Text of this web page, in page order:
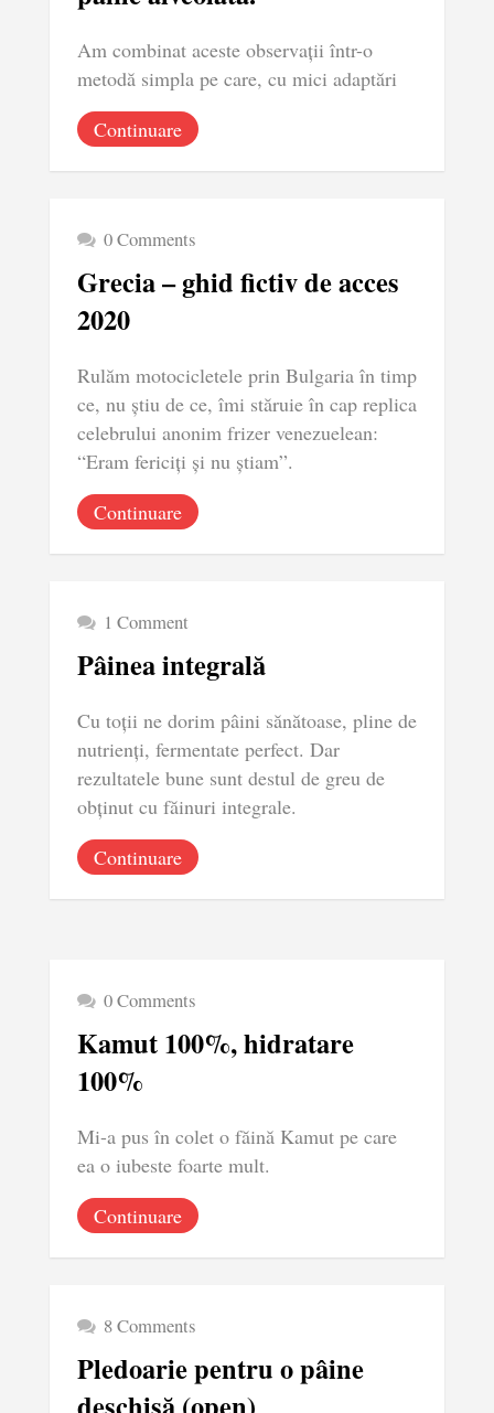
Am combinat aceste observații într-o
metodă simpla pe care, cu mici adaptări
Continuare
0 Comments
Grecia – ghid fictiv de acces
2020
Rulăm motocicletele prin Bulgaria în timp
ce, nu știu de ce, îmi stăruie în cap replica
celebrului anonim frizer venezuelean:
“Eram fericiți și nu știam”.
Continuare
1 Comment
Pâinea integrală
Cu toții ne dorim pâini sănătoase, pline de
nutrienți, fermentate perfect. Dar
rezultatele bune sunt destul de greu de
obținut cu făinuri integrale.
Continuare
0 Comments
Kamut 100%, hidratare
100%
Mi-a pus în colet o făină Kamut pe care
ea o iubeste foarte mult.
Continuare
8 Comments
Pledoarie pentru o pâine